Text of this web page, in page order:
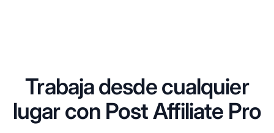
Trabaja desde cualquier
lugar con Post Affiliate Pro